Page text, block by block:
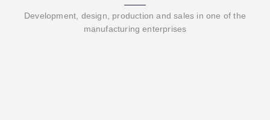
Development, design, production and sales in one of the
manufacturing enterprises